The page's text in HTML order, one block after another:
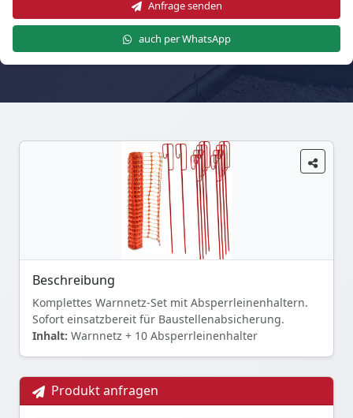
Anfrage senden
auch per WhatsApp
Beschreibung
Komplettes Warnnetz-Set mit Absperrleinenhaltern.
Sofort einsatzbereit für Baustellenabsicherung.
Inhalt: Warnnetz + 10 Absperrleinenhalter
Produkt anfragen